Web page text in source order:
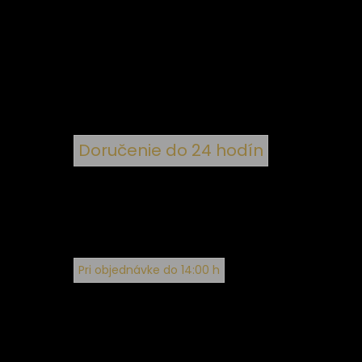
Doručenie do 24 hodín
Pri objednávke do 14:00 h